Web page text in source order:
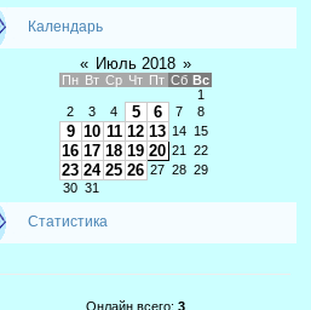
Календарь
« Июль 2018 »
Пн Вт Ср Чт Пт Сб Вс
1
2
3 4 5 6 7 8
9 10 11 12 13 14 15
16 17 18 19 20 21 22
23 24 25 26 27 28 29
30 31
Статистика
Онлайн всего: 3